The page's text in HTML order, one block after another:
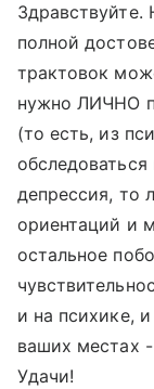
Здравствуйте.
полной
трактовок
нужно ЛИЧНО
(то есть, из
депрессия, то
ориентаций и
остальное
и на психике,
ваших местах
Удачи!